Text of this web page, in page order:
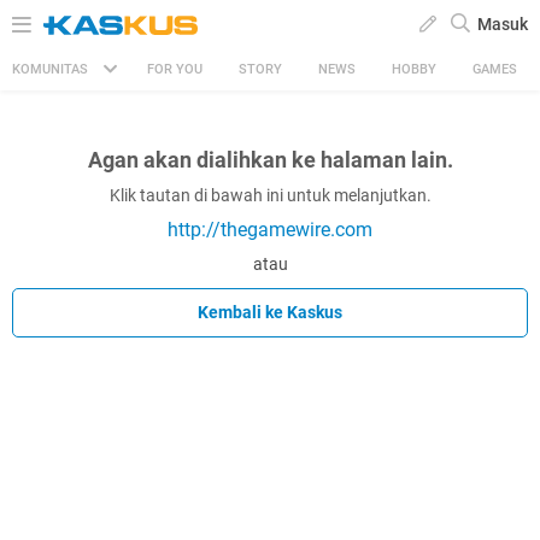
Masuk
KOMUNITAS FOR YOU STORY NEWS HOBBY GAMES
Agan akan dialihkan ke halaman lain.
Klik tautan di bawah ini untuk melanjutkan.
http://thegamewire.com
atau
Kembali ke Kaskus